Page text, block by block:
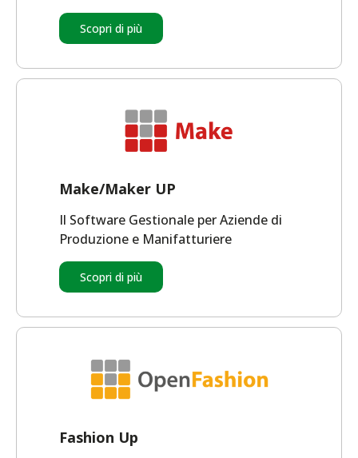
Scopri di più
Make/Maker UP
Il Software Gestionale per Aziende di
Produzione e Manifatturiere
Scopri di più
Fashion Up